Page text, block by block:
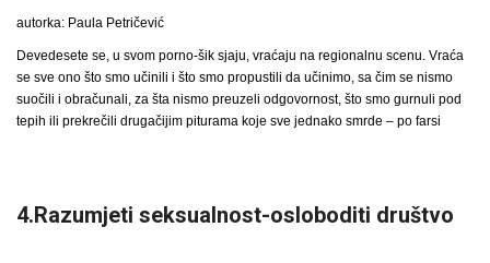
autorka: Paula Petričević
Devedesete se, u svom porno-šik sjaju, vraćaju na regionalnu scenu. Vraća
se sve ono što smo učinili i što smo propustili da učinimo, sa čim se nismo
suočili i obračunali, za šta nismo preuzeli odgovornost, što smo gurnuli pod
tepih ili prekrečili drugačijim piturama koje sve jednako smrde – po farsi
4.Razumjeti seksualnost-osloboditi društvo